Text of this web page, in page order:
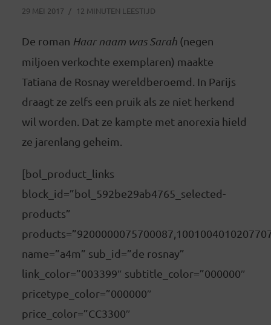
29 MEI 2017
12 MINUTEN LEESTIJD
De roman Haar naam was Sarah(negen
miljoen verkochte exemplaren) maakte
Tatiana de Rosnay wereldberoemd. In Parijs
draagt ze zelfs een pruik als ze niet herkend
wil worden. Dat ze kampte met anorexia hield
ze jarenlang geheim.
[bol_product_links
block_id=”bol_592be29ab4765_selected-
products”
name=”a4m” sub_id=”de rosnay”
link_color=”003399″ subtitle_color=”000000″
pricetype_color=”000000″
price_color=”CC3300″